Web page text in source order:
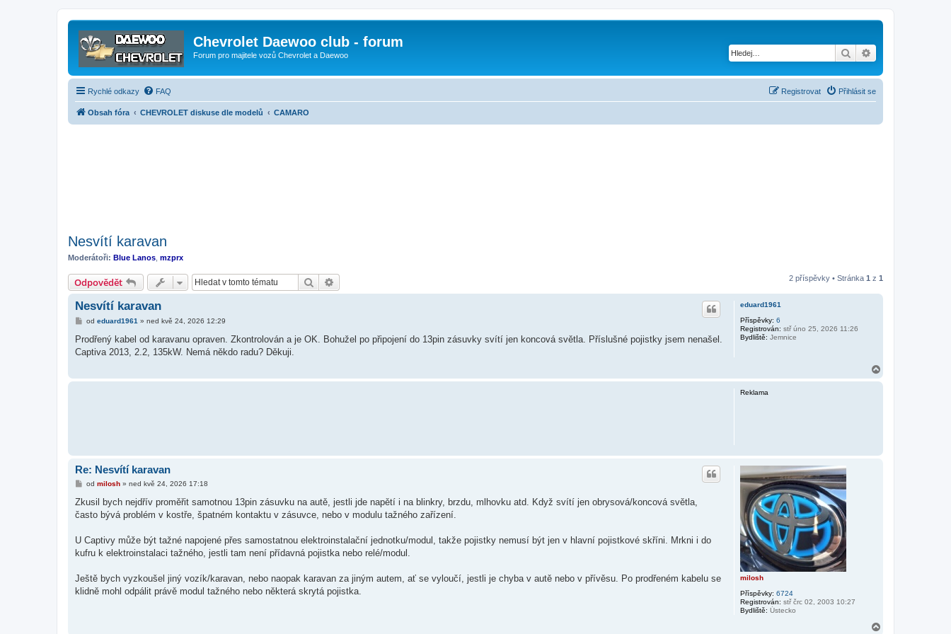
Chevrolet Daewoo club - forum
Forum pro majitele vozů Chevrolet a Daewoo Hledat
Rychlé odkazy FAQ Přihlásit se
Registrovat
Obsah fóra CHEVROLET diskuse dle modelů CAMARO
Nesvítí karavan
Moderátoři: Blue Lanos mzprx
Odpovědět Hledat 2 příspěvky • Stránka 1 z 1
eduard1961
Příspěvky: 6
Registrován: stř úno 25, 2026 11:26
Bydliště: Jemnice
Nesvítí karavan
P
í
p
e
od eduard1961 » ned kvě 24, 2026 12:29
Prodřený kabel od karavanu opraven. Zkontrolován a je OK. Bohužel po připojení do 13pin zásuvky svítí jen koncová světla. Příslušné pojistky jsem nenašel.
Captiva 2013, 2.2, 135kW. Nemá někdo radu? Děkuji.
Reklama
milosh
Příspěvky: 6724
Registrován: stř črc 02, 2003 10:27
Bydliště: Ústecko
Re: Nesvítí karavan
P
í
p
e
k
od milosh» ned kvě 24, 2026 17:18
Zkusil bych nejdřív proměřit samotnou 13pin zásuvku na autě, jestli jde napětí i na blinkry, brzdu, mlhovku atd. Když svítí jen obrysová/koncová světla,
často bývá problém v kostře, špatném kontaktu v zásuvce, nebo v modulu tažného zařízení.
U Captivy může být tažné napojené přes samostatnou elektroinstalační jednotku/modul, takže pojistky nemusí být jen v hlavní pojistkové skříni. Mrkni i do
kufru k elektroinstalaci tažného, jestli tam není přídavná pojistka nebo relé/modul.
Ještě bych vyzkoušel jiný vozík/karavan, nebo naopak karavan za jiným autem, ať se vyloučí, jestli je chyba v autě nebo v přívěsu. Po prodřeném kabelu se
klidně mohl odpálit právě modul tažného nebo některá skrytá pojistka.